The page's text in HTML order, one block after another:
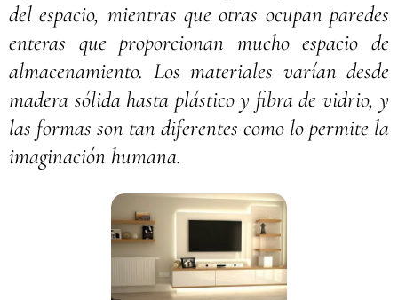
del espacio, mientras que otras ocupan paredes
enteras que proporcionan mucho espacio de
almacenamiento. Los materiales varían desde
madera sólida hasta plástico y fibra de vidrio, y
las formas son tan diferentes como lo permite la
imaginación humana.